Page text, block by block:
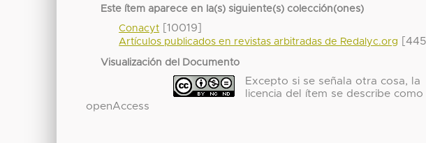
Este ítem aparece en la(s) siguiente(s) colección(ones)
Conacyt [10019]
Artículos publicados en revistas arbitradas de Redalyc.org
Visualización del Documento
Excepto si se señala otra cosa, la
licencia del ítem se describe como
openAccess